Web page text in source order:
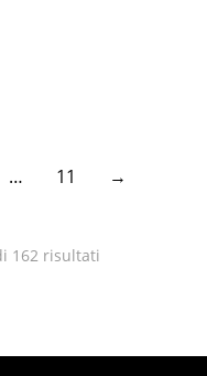
… 11 →
162 risultati